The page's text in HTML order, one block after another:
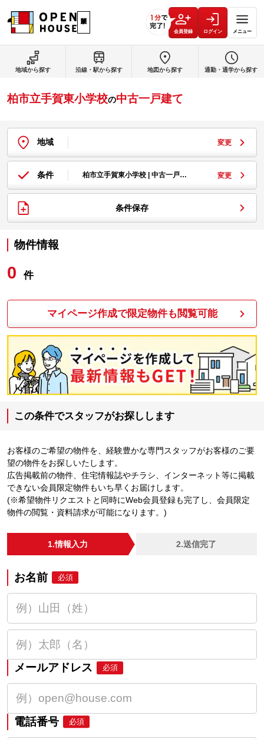
会員登録 ログイン メニュー
柏市立手賀東小学校の中古一戸建て
地域 変更
条件 柏市立手賀東小学校 | 中古一戸… 変更
条件保存
物件情報
0 件
マイページ作成で限定物件も閲覧可能
この条件でスタッフがお探しします
お客様のご希望の物件を、経験豊かな専門スタッフがお客様のご要
望の物件をお探しいたします。
広告掲載前の物件、住宅情報誌やチラシ、インターネット等に掲載
できない会員限定物件もいち早くお届けします。
(※希望物件リクエストと同時にWeb会員登録も完了し、会員限定
物件の閲覧・資料請求が可能になります。)
1.情報入力 2.送信完了
お名前 必須
メールアドレス 必須
電話番号 必須
地域から探す 沿線・駅から探す 地図から探す 通勤・通学から探す